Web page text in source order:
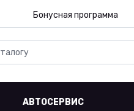
Бонусная программа
АВТОСЕРВИС